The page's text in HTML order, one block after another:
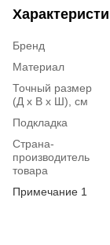
Бренд
Материал
Точный размер
(Д х В х Ш), см
Подкладка
Страна-
производитель
товара
Примечание 1